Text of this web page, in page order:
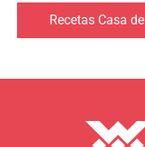
Recetas Casa